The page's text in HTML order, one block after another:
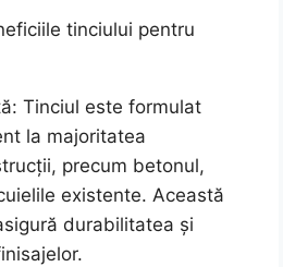
tinciului pentru
Tinciul este formulat
la majoritatea
precum betonul,
existente. Această
durabilitatea și